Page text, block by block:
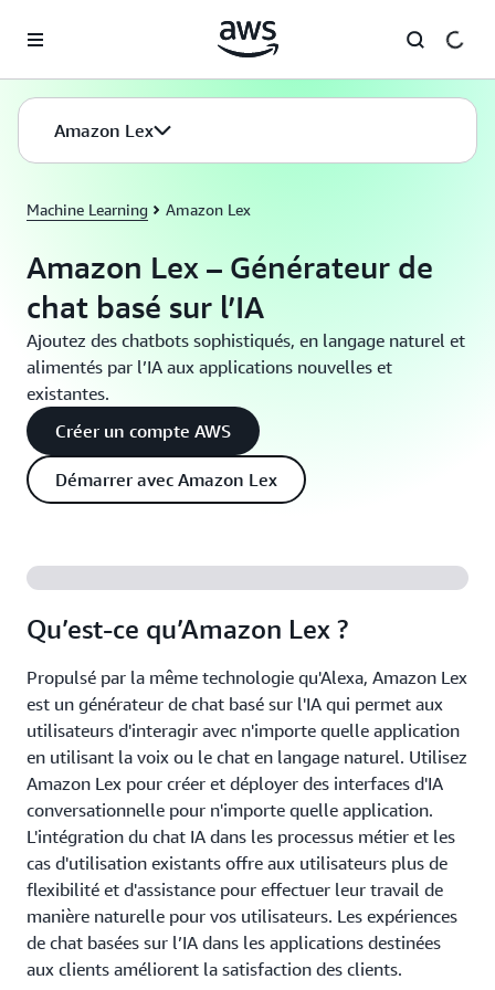
Amazon Lex
Machine Learning Amazon Lex
Amazon Lex – Générateur de
chat basé sur l’IA
Ajoutez des chatbots sophistiqués, en langage naturel et
alimentés par l’IA aux applications nouvelles et
existantes.
Créer un compte AWS
Démarrer avec Amazon Lex
Qu’est-ce qu’Amazon Lex ?
Propulsé par la même technologie qu'Alexa, Amazon Lex
est un générateur de chat basé sur l'IA qui permet aux
utilisateurs d'interagir avec n'importe quelle application
en utilisant la voix ou le chat en langage naturel. Utilisez
Amazon Lex pour créer et déployer des interfaces d'IA
conversationnelle pour n'importe quelle application.
L'intégration du chat IA dans les processus métier et les
cas d'utilisation existants offre aux utilisateurs plus de
flexibilité et d'assistance pour effectuer leur travail de
manière naturelle pour vos utilisateurs. Les expériences
de chat basées sur l’IA dans les applications destinées
aux clients améliorent la satisfaction des clients.